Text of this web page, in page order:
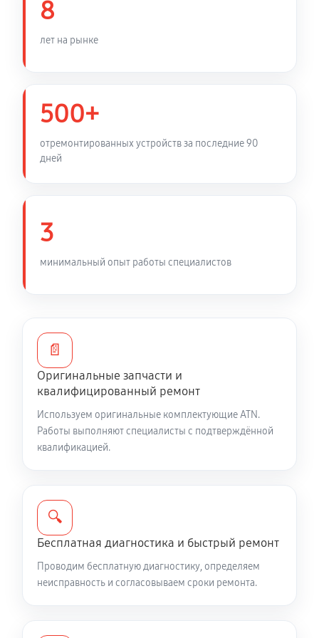
8
лет на рынке
500+
отремонтированных устройств за последние 90
дней
3
минимальный опыт работы специалистов
📄
Оригинальные запчасти и
квалифицированный ремонт
Используем оригинальные комплектующие ATN.
Работы выполняют специалисты с подтверждённой
квалификацией.
🔍
Бесплатная диагностика и быстрый ремонт
Проводим бесплатную диагностику, определяем
неисправность и согласовываем сроки ремонта.